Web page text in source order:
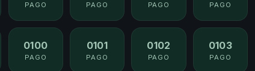
PAGO PAGO PAGO PAGO
0100
PAGO
0101
PAGO
0102
PAGO
0103
PAGO